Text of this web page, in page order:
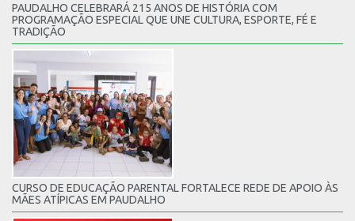
PAUDALHO CELEBRARÁ 215 ANOS DE HISTÓRIA COM
PROGRAMAÇÃO ESPECIAL QUE UNE CULTURA, ESPORTE, FÉ E
TRADIÇÃO
CURSO DE EDUCAÇÃO PARENTAL FORTALECE REDE DE APOIO ÀS
MÃES ATÍPICAS EM PAUDALHO